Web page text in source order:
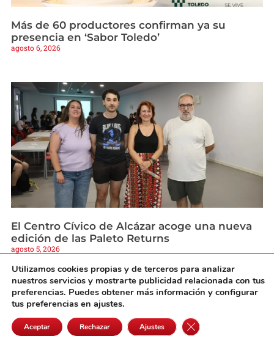
Más de 60 productores confirman ya su
presencia en ‘Sabor Toledo’
agosto 6, 2026
El Centro Cívico de Alcázar acoge una nueva
edición de las Paleto Returns
agosto 5, 2026
Utilizamos cookies propias y de terceros para analizar
nuestros servicios y mostrarte publicidad relacionada con tus
preferencias. Puedes obtener más información y configurar
tus preferencias en ajustes.
Aceptar Rechazar Ajustes Cerrar el banner de